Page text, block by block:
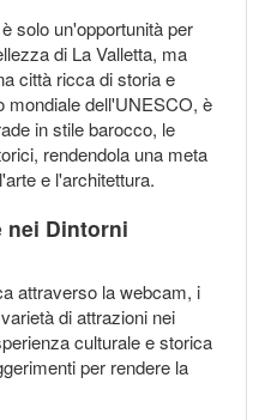
solo un'opportunità per
di La Valletta, ma
città ricca di storia e
mondiale dell'UNESCO, è
in stile barocco, le
rendendola una meta
e l'architettura.
nei Dintorni
attraverso la webcam, i
di attrazioni nei
culturale e storica
per rendere la